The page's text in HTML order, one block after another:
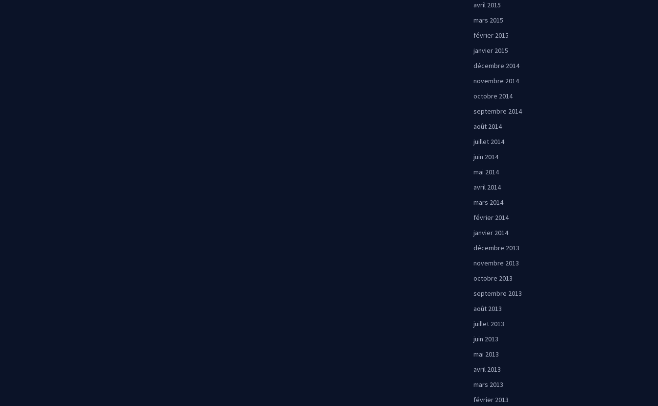
avril 2015
mars 2015
février 2015
janvier 2015
décembre 2014
novembre 2014
octobre 2014
septembre 2014
août 2014
juillet 2014
juin 2014
mai 2014
avril 2014
mars 2014
février 2014
janvier 2014
décembre 2013
novembre 2013
octobre 2013
septembre 2013
août 2013
juillet 2013
juin 2013
mai 2013
avril 2013
mars 2013
février 2013